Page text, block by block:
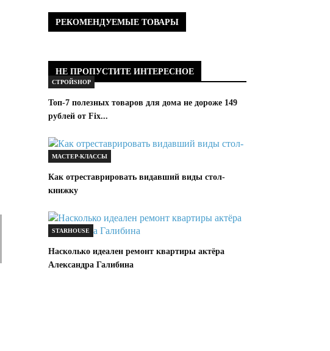
РЕКОМЕНДУЕМЫЕ ТОВАРЫ
НЕ ПРОПУСТИТЕ ИНТЕРЕСНОЕ
СТРОЙSHOP
Топ-7 полезных товаров для дома не дороже 149
рублей от Fix...
МАСТЕР-КЛАССЫ
Как отреставрировать видавший виды стол-
книжку
STARHOUSE
Насколько идеален ремонт квартиры актёра
Александра Галибина